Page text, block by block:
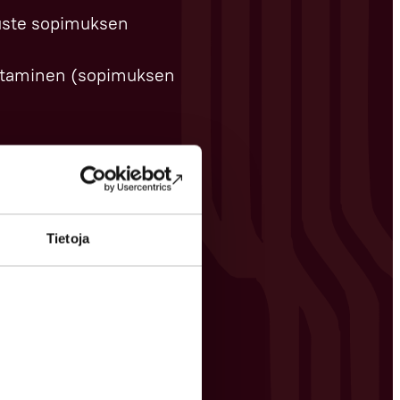
Tietoja
sopimuksen
(sopimuksen
toteuttamiseksi:
kuusi vuotta.
ajankohtaisia eikä
kun tiedoille ei enää
sisällä